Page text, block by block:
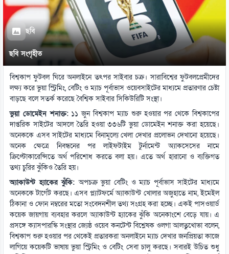
ছবি
ছবি সংগৃহীত
বিশ্বকাপ ফুটবল ঘিরে অনলাইনে তৎপর সাইবার চক্র। সারাবিশ্বের ফুটবলপ্রেমীদের
লক্ষ্য করে ভুয়া স্ট্রিমিং, বেটিং ও ম্যাচ পূর্বাভাস ওয়েবসাইটের মাধ্যমে প্রতারণার চেষ্টা
বাড়ছে বলে সতর্ক করেছে বৈশ্বিক সাইবার সিকিউরিটি সংস্থা।
ভুয়া ডোমেইন শনাক্ত:১১ জুন বিশ্বকাপ ম্যাচ শুরু হওয়ার পর থেকে বিশ্বকাপের
দাপ্তরিক সাইটের আদলে তৈরি হওয়া ৩৩৬টি ভুয়া ডোমেইন শনাক্ত করা হয়েছে।
অনেককে এসব সাইটের মাধ্যমে বিনামূল্যে খেলা দেখার প্রলোভন দেখানো হয়েছে।
অনেক ক্ষেত্রে নিবন্ধনের পর লাইফটাইম টুর্নামেন্ট অ্যাকসেসের নামে
ক্রিপ্টোকারেন্সিতে অর্থ পরিশোধ করতে বলা হয়। এতে অর্থ হারানো ও ব্যক্তিগত
তথ্য চুরির ঝুঁকিও তৈরি হয়।
অ্যাকাউন্ট হ্যাকের ঝুঁকি:অপচক্র ভুয়া বেটিং ও ম্যাচ পূর্বাভাস সাইটের মাধ্যমে
অনেককে টার্গেট করছে। এসব প্ল্যাটফর্মে অ্যাকাউন্ট খোলার অজুহাতে নাম, ইমেইল
ঠিকানা ও ফোন নম্বরের মতো সংবেদনশীল তথ্য সংগ্রহ করা হচ্ছে। একই পাসওয়ার্ড
কয়েক জায়গায় ব্যবহার করলে অ্যাকাউন্ট হ্যাকের ঝুঁকি অনেকাংশে বেড়ে যায়। এ
প্রসঙ্গে ক্যাসপারস্কি সংস্থার জ্যেষ্ঠ ওয়েব কনটেন্ট বিশ্লেষক ওলগা আলতুখোভা বলেন,
বিশ্বকাপ শুরু হওয়ার পর থেকেই প্রতারকরা অনলাইনে ম্যাচ দেখার জনপ্রিয়তা কাজে
লাগিয়ে কয়েকটি ভাষায় ভুয়া স্ট্রিমিং ও বেটিং সেবা চালু করছে। সবারই উচিত শুধু